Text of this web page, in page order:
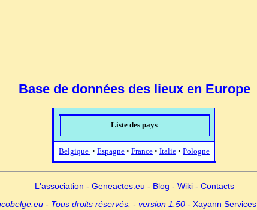
Base de données des lieux en Europe
Liste des pays
Belgique • Espagne • France • Italie • Pologne
L'association - Geneactes.eu - Blog - Wiki- Contacts
- Tous droits réservés. - version 1.50 - Xayann Services